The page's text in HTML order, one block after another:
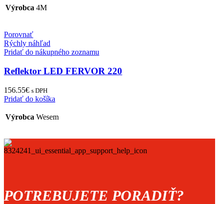
Výrobca 4M
Porovnať
Rýchly náhľad
Pridať do nákupného zoznamu
Reflektor LED FERVOR 220
156.55€ s DPH
Pridať do košíka
Výrobca Wesem
POTREBUJETE PORADIŤ?